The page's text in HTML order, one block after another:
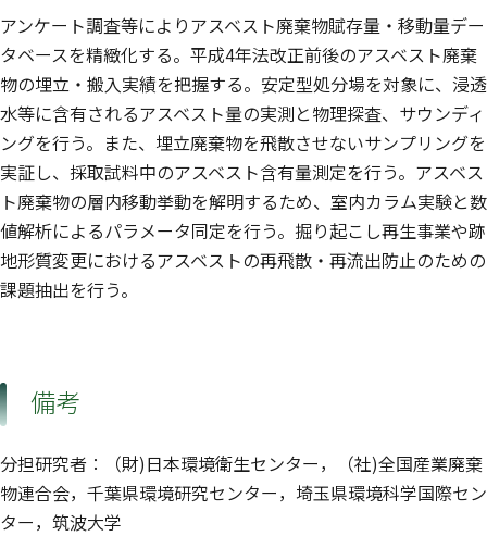
アンケート調査等によりアスベスト廃棄物賦存量・移動量デー
タベースを精緻化する。平成4年法改正前後のアスベスト廃棄
物の埋立・搬入実績を把握する。安定型処分場を対象に、浸透
水等に含有されるアスベスト量の実測と物理探査、サウンディ
ングを行う。また、埋立廃棄物を飛散させないサンプリングを
実証し、採取試料中のアスベスト含有量測定を行う。アスベス
ト廃棄物の層内移動挙動を解明するため、室内カラム実験と数
値解析によるパラメータ同定を行う。掘り起こし再生事業や跡
地形質変更におけるアスベストの再飛散・再流出防止のための
課題抽出を行う。
備考
分担研究者：（財)日本環境衛生センター，（社)全国産業廃棄
物連合会，千葉県環境研究センター，埼玉県環境科学国際セン
ター，筑波大学